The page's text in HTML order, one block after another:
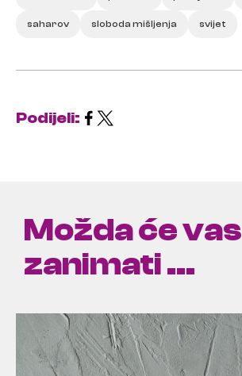
saharov sloboda mišljenja svijet
Podijeli:
Možda će vas
zanimati ...